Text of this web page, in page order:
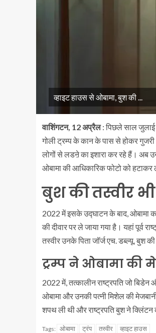
व्हाइट हाउस से ओबामा, बुश की ...
वाशिंगटन, 12 अप्रैल: पिछले साल जुलाई
गोली ट्रम्प के कान के पास से होकर
लोगों से लडऩे का इशारा कर रहे हैं। अब
ओबामा की आधिकारिक फोटो को हटाकर
बुश की तस्वीर
2022 में इसके उद्घाटन के बाद, ओबामा
की दीवार पर ले जाया गया है। यहां पूर्व
तस्वीर उनके पिता जॉर्ज एच. डब्ल्यू. बुश
ट्रम्प ने ओबामा की
2022 में, तत्कालीन राष्ट्रपति जो बिडेन
ओबामा और उनकी पत्नी मिशेल की
शपथ ली थी और राष्ट्रपति बुश ने क्लिंटन
Tags: ओबामा ट्रंप तस्वीर व्हाइट हाउस